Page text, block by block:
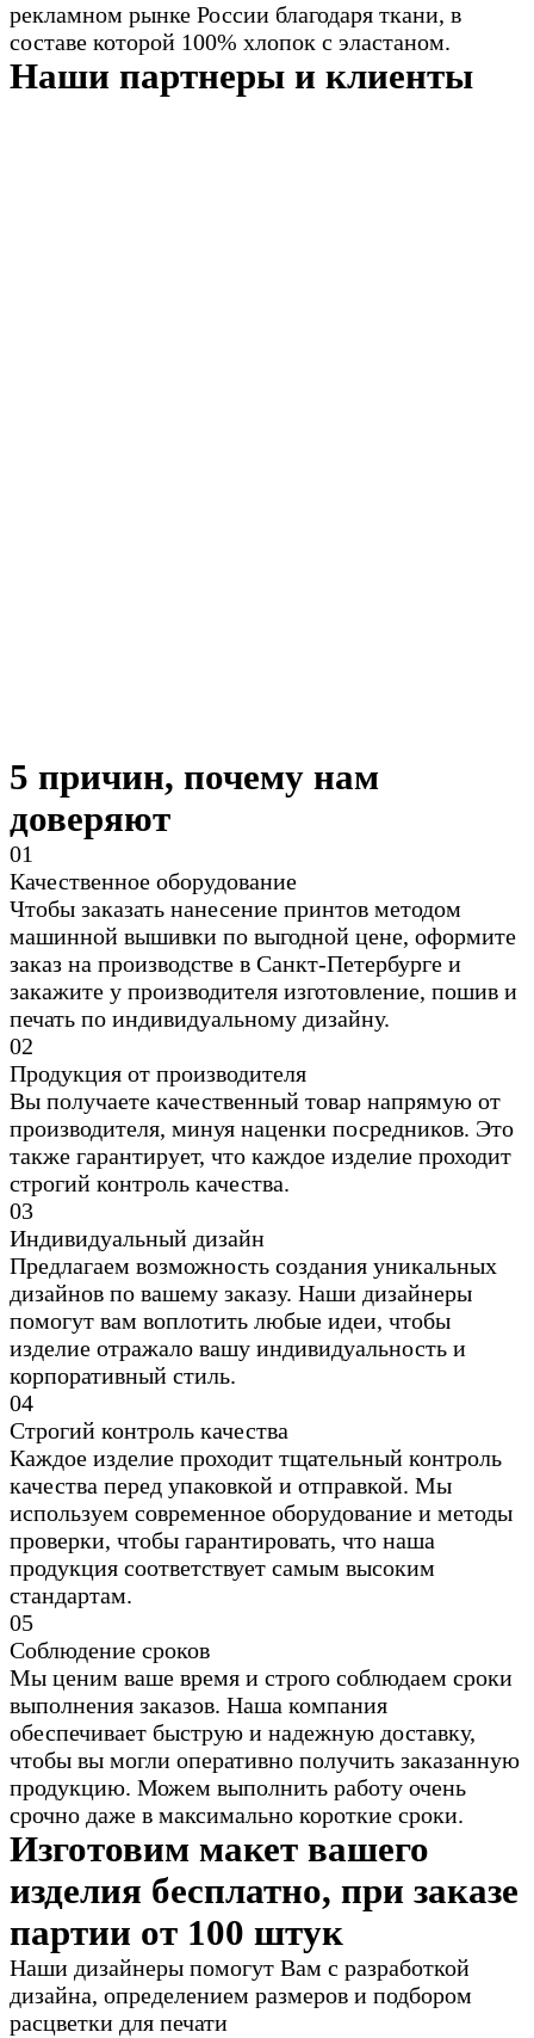
рекламном рынке России благодаря ткани, в
составе которой 100% хлопок с эластаном.
Наши партнеры и клиенты
5 причин, почему нам
доверяют
01
Качественное оборудование
Чтобы заказать нанесение принтов методом
машинной вышивки по выгодной цене, оформите
заказ на производстве в Санкт-Петербурге и
закажите у производителя изготовление, пошив и
печать по индивидуальному дизайну.
02
Продукция от производителя
Вы получаете качественный товар напрямую от
производителя, минуя наценки посредников. Это
также гарантирует, что каждое изделие проходит
строгий контроль качества.
03
Индивидуальный дизайн
Предлагаем возможность создания уникальных
дизайнов по вашему заказу. Наши дизайнеры
помогут вам воплотить любые идеи, чтобы
изделие отражало вашу индивидуальность и
корпоративный стиль.
04
Строгий контроль качества
Каждое изделие проходит тщательный контроль
качества перед упаковкой и отправкой. Мы
используем современное оборудование и методы
проверки, чтобы гарантировать, что наша
продукция соответствует самым высоким
стандартам.
05
Соблюдение сроков
Мы ценим ваше время и строго соблюдаем сроки
выполнения заказов. Наша компания
обеспечивает быструю и надежную доставку,
чтобы вы могли оперативно получить заказанную
продукцию. Можем выполнить работу очень
срочно даже в максимально короткие сроки.
Изготовим макет вашего
изделия бесплатно, при заказе
партии от 100 штук
Наши дизайнеры помогут Вам с разработкой
дизайна, определением размеров и подбором
расцветки для печати